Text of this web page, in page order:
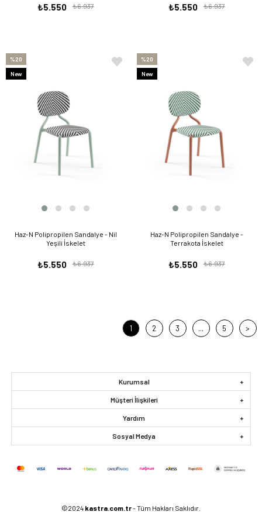
₺5.550 ₺6.937 ₺5.550 ₺6.937
Haz-N Polipropilen Sandalye - Nil
Yeşili İskelet
₺5.550 ₺6.937
%20
New
Haz-N Polipropilen Sandalye -
Terrakota İskelet
₺5.550 ₺6.937
%20
New
1 2 3 ... 5 >
Kurumsal
Müşteri İlişkileri
Yardım
Sosyal Medya
©2024 kastra.com.tr- Tüm Hakları Saklıdır.